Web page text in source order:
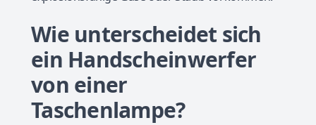
Wie unterscheidet sich
ein Handscheinwerfer
von einer
Taschenlampe?